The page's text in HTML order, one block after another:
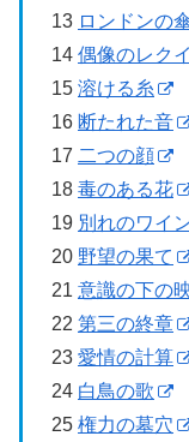
13 ロンドンの
14 偶像のレク
15 溶ける糸
16 断たれた音
17 二つの顔
18 毒のある花
19 別れのワイ
20 野望の果て
21 意識の下の
22 第三の終章
23 愛情の計算
24 白鳥の歌
25 権力の墓穴